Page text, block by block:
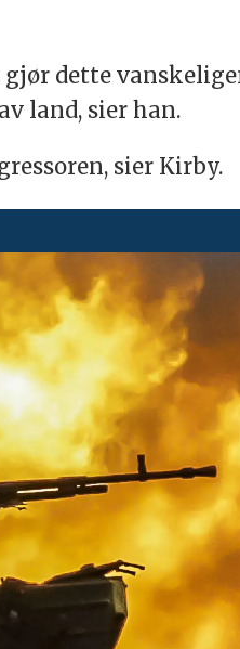
dette
land, sier han.
sier Kirby.